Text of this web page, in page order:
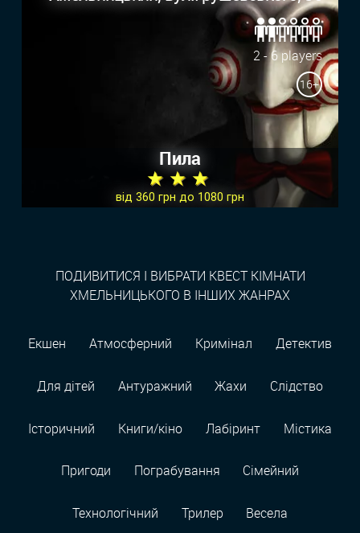
2 - 6 players
16+
Пила
★ ★ ★
від 360 грн до 1080 грн
ПОДИВИТИСЯ І ВИБРАТИ КВЕСТ КІМНАТИ
ХМЕЛЬНИЦЬКОГО В ІНШИХ ЖАНРАХ
Екшен Атмосферний Кримінал Детектив
Для дітей Антуражний Жахи Слідство
Історичний Книги/кіно Лабіринт Містика
Пригоди Пограбування Сімейний
Технологiчний Трилер Весела